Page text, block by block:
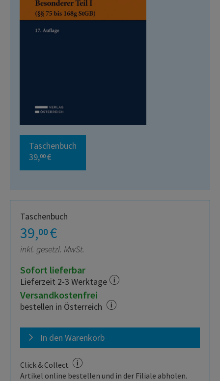
Taschenbuch
39,00 €
Taschenbuch
39,00€
inkl. gesetzl. MwSt.
Sofort lieferbar
Lieferzeit 2-3 Werktage
Versandkostenfrei
bestellen in Österreich
In den Warenkorb
Click & Collect
Artikel online bestellen und in der Filiale abholen.